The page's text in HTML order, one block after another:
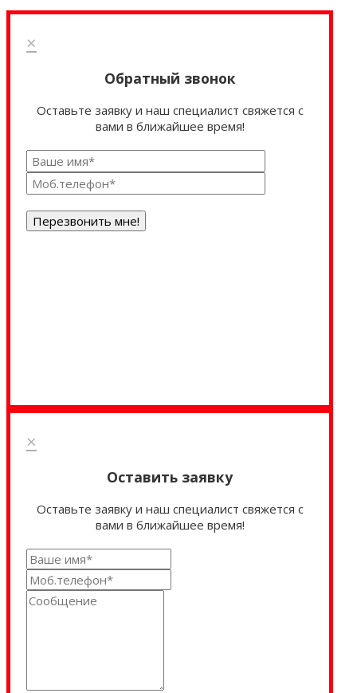
×
Обратный звонок
Оставьте заявку и наш специалист свяжется с
вами в ближайшее время!
Перезвонить мне!
×
Оставить заявку
Оставьте заявку и наш специалист свяжется с
вами в ближайшее время!